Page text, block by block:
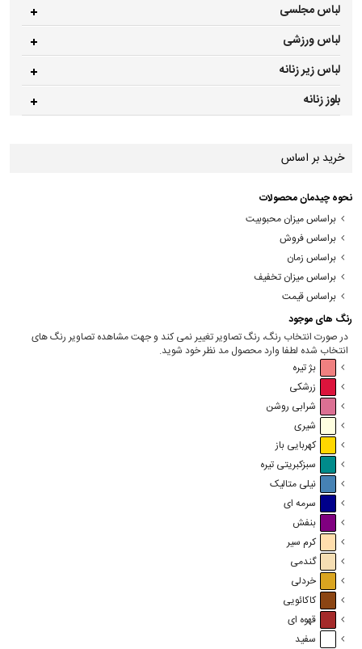
لباس مجلسی
لباس ورزشی
لباس زیر زنانه
بلوز زنانه
خرید بر اساس
نحوه چیدمان محصولات
براساس میزان محبوبیت
براساس فروش
براساس زمان
براساس میزان تخفیف
براساس قیمت
رنگ های موجود
در صورت انتخاب رنگ، رنگ تصاویر تغییر نمی کند و جهت مشاهده تصاویر رنگ های
انتخاب شده لطفا وارد محصول مد نظر خود شوید.
بژ تیره
زرشکی
شرابی روشن
شیری
کهربایی باز
سبزکبریتی تیره
نیلی متالیک
سرمه ای
بنفش
کرم سیر
گندمی
خردلی
کاکائویی
قهوه ای
سفید